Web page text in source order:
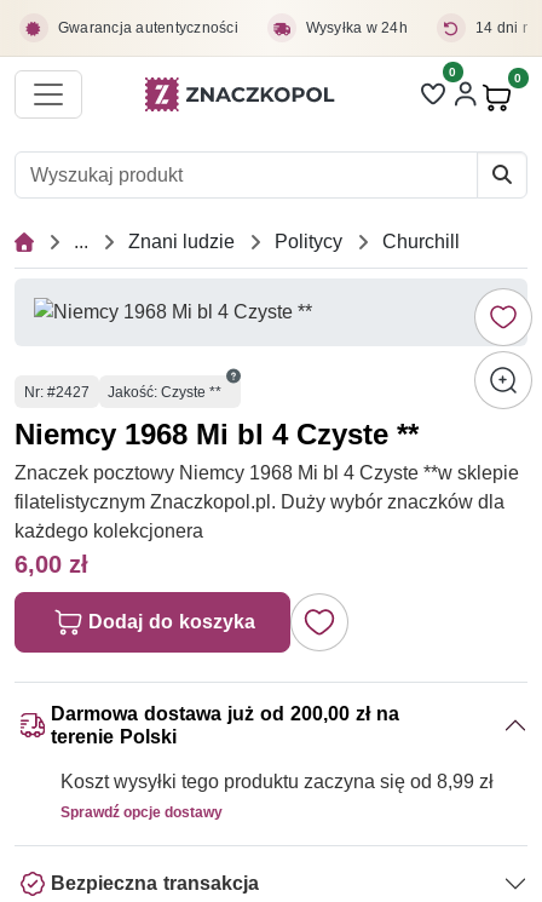
Gwarancja autentyczności Wysyłka w 24h 14 dni
Liczba pozycji
0 0
... Znani ludzie Politycy Churchill
Numer
Nr: #2427 Jakość: Czyste **
Niemcy 1968 Mi bl 4 Czyste **
Znaczek pocztowy Niemcy 1968 Mi bl 4 Czyste **w sklepie
filatelistycznym Znaczkopol.pl. Duży wybór znaczków dla
każdego kolekcjonera
6,00 zł
Dodaj do koszyka
Darmowa dostawa już od 200,00 zł na
terenie Polski
Koszt wysyłki tego produktu zaczyna się od 8,99 zł
Sprawdź opcje dostawy
Bezpieczna transakcja